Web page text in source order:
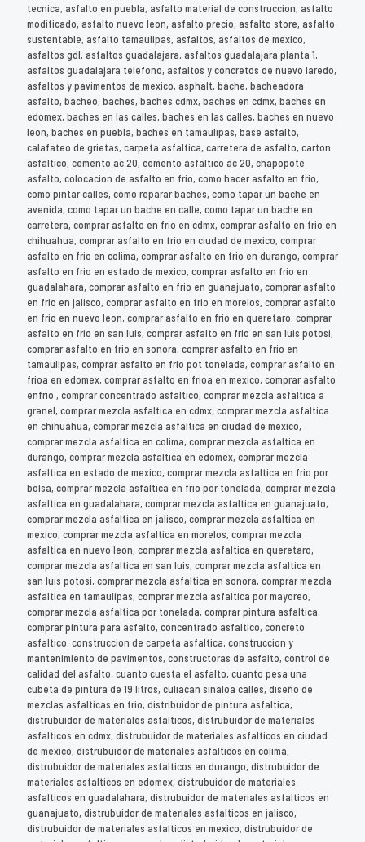
tecnica, asfalto en puebla, asfalto material de construccion, asfalto
modificado, asfalto nuevo leon, asfalto precio, asfalto store, asfalto
sustentable, asfalto tamaulipas, asfaltos, asfaltos de mexico,
asfaltos gdl, asfaltos guadalajara, asfaltos guadalajara planta 1,
asfaltos guadalajara telefono, asfaltos y concretos de nuevo laredo,
asfaltos y pavimentos de mexico, asphalt, bache, bacheadora
asfalto, bacheo, baches, baches cdmx, baches en cdmx, baches en
edomex, baches en las calles, baches en las calles, baches en nuevo
leon, baches en puebla, baches en tamaulipas, base asfalto,
calafateo de grietas, carpeta asfaltica, carretera de asfalto, carton
asfaltico, cemento ac 20, cemento asfaltico ac 20, chapopote
asfalto, colocacion de asfalto en frio, como hacer asfalto en frio,
como pintar calles, como reparar baches, como tapar un bache en
avenida, como tapar un bache en calle, como tapar un bache en
carretera, comprar asfalto en frio en cdmx, comprar asfalto en frio en
chihuahua, comprar asfalto en frio en ciudad de mexico, comprar
asfalto en frio en colima, comprar asfalto en frio en durango, comprar
asfalto en frio en estado de mexico, comprar asfalto en frio en
guadalahara, comprar asfalto en frio en guanajuato, comprar asfalto
en frio en jalisco, comprar asfalto en frio en morelos, comprar asfalto
en frio en nuevo leon, comprar asfalto en frio en queretaro, comprar
asfalto en frio en san luis, comprar asfalto en frio en san luis potosi,
comprar asfalto en frio en sonora, comprar asfalto en frio en
tamaulipas, comprar asfalto en frio pot tonelada, comprar asfalto en
frioa en edomex, comprar asfalto en frioa en mexico, comprar asfalto
enfrio , comprar concentrado asfaltico, comprar mezcla asfaltica a
granel, comprar mezcla asfaltica en cdmx, comprar mezcla asfaltica
en chihuahua, comprar mezcla asfaltica en ciudad de mexico,
comprar mezcla asfaltica en colima, comprar mezcla asfaltica en
durango, comprar mezcla asfaltica en edomex, comprar mezcla
asfaltica en estado de mexico, comprar mezcla asfaltica en frio por
bolsa, comprar mezcla asfaltica en frio por tonelada, comprar mezcla
asfaltica en guadalahara, comprar mezcla asfaltica en guanajuato,
comprar mezcla asfaltica en jalisco, comprar mezcla asfaltica en
mexico, comprar mezcla asfaltica en morelos, comprar mezcla
asfaltica en nuevo leon, comprar mezcla asfaltica en queretaro,
comprar mezcla asfaltica en san luis, comprar mezcla asfaltica en
san luis potosi, comprar mezcla asfaltica en sonora, comprar mezcla
asfaltica en tamaulipas, comprar mezcla asfaltica por mayoreo,
comprar mezcla asfaltica por tonelada, comprar pintura asfaltica,
comprar pintura para asfalto, concentrado asfaltico, concreto
asfaltico, construccion de carpeta asfaltica, construccion y
mantenimiento de pavimentos, constructoras de asfalto, control de
calidad del asfalto, cuanto cuesta el asfalto, cuanto pesa una
cubeta de pintura de 19 litros, culiacan sinaloa calles, diseño de
mezclas asfalticas en frio, distribuidor de pintura asfaltica,
distrubuidor de materiales asfalticos, distrubuidor de materiales
asfalticos en cdmx, distrubuidor de materiales asfalticos en ciudad
de mexico, distrubuidor de materiales asfalticos en colima,
distrubuidor de materiales asfalticos en durango, distrubuidor de
materiales asfalticos en edomex, distrubuidor de materiales
asfalticos en guadalahara, distrubuidor de materiales asfalticos en
guanajuato, distrubuidor de materiales asfalticos en jalisco,
distrubuidor de materiales asfalticos en mexico, distrubuidor de